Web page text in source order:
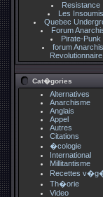
Resistance
Les Insoumis
Quebec
Forum
Pirate-Punk
forum
Revolutionnaire
Cat�gories
Alternatives
Anarchisme
Anglais
Appel
Autres
Citations
�cologie
International
Millitantisme
Recettes
Th�orie
Video